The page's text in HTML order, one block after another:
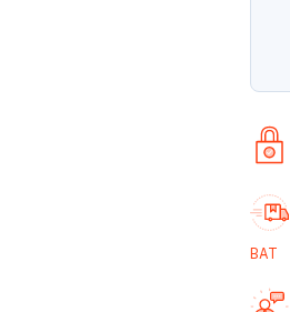
BAT